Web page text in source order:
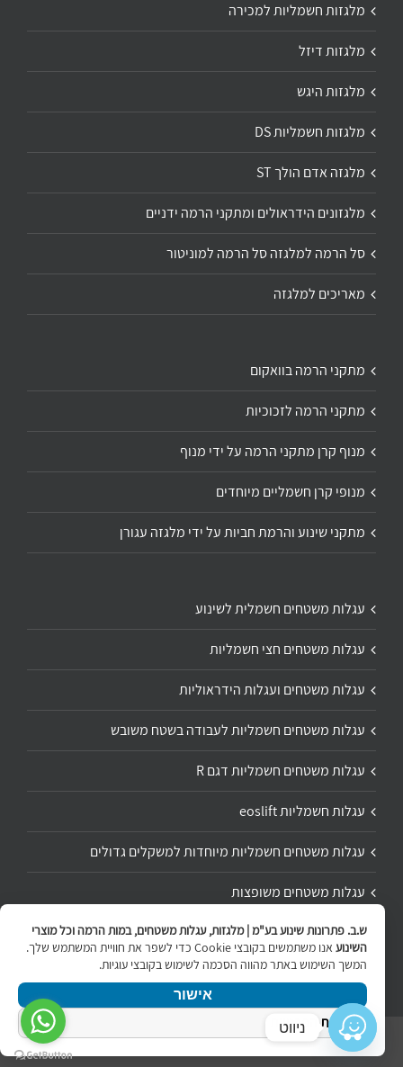
מלגזות חשמליות למכירה
מלגזות דיזל
מלגזות היגש
מלגזות חשמליות DS
מלגזה אדם הולך ST
מלגזונים הידראולים ומתקני הרמה ידניים
סל הרמה למלגזה סל הרמה למוניטור
מאריכים למלגזה
מתקני הרמה בוואקום
מתקני הרמה לזכוכיות
מנוף קרן מתקני הרמה על ידי מנוף
מנופי קרן חשמליים מיוחדים
מתקני שינוע והרמת חביות על ידי מלגזה עגורן
עגלות משטחים חשמלית לשינוע
עגלות משטחים חצי חשמליות
עגלות משטחים ועגלות הידראוליות
עגלות משטחים חשמליות לעבודה בשטח משובש
עגלות משטחים חשמליות דגם R
עגלות חשמליות eoslift
עגלות משטחים חשמליות מיוחדות למשקלים גדולים
עגלות משטחים משופצות
תיקון ושיפוץ עגלת משטחים
Copyright 2020 | All Rights Reserved | Powered by
ש.ב. פתרונות שינוע בע"מ | מלגזות, עגלות משטחים, במות הרמה וכל מוצרי
השינוע
אנו משתמשים בקובצי Cookie כדי לשפר את חוויית המשתמש שלך.
המשך השימוש באתר מהווה הסכמה לשימוש בקובצי עוגיות.
אישור
מדיניות הפרטיות
ניווט